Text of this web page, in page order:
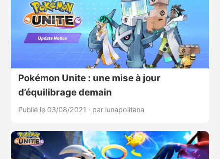
Pokémon Unite : une mise à jour
d’équilibrage demain
Publié le 03/08/2021 · par lunapolitana